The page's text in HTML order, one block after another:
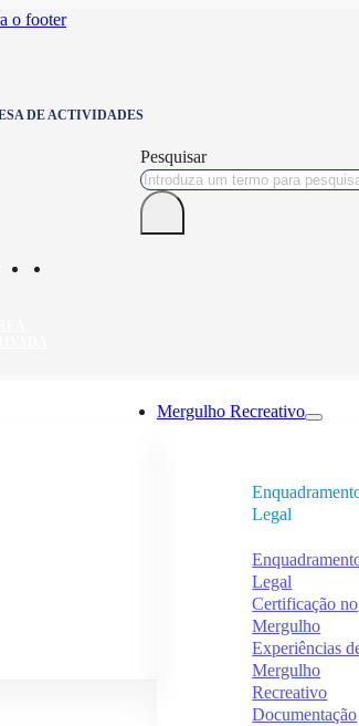
o footer
DE ACTIVIDADES
Pesquisar
Mergulho Recreativo
Legal
Legal
Certificação no
Mergulho
Experiências
Mergulho
Recreativo
Documentação